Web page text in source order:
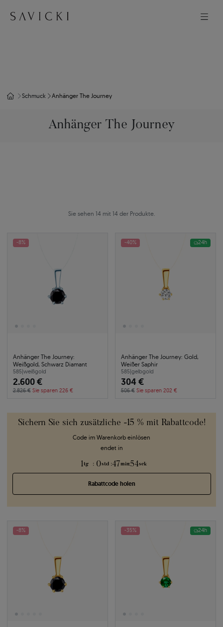
Schmuck Anhänger The Journey
Anhänger The Journey
Sie sehen 14 mit 14 der Produkte.
Sichern Sie sich zusätzliche -15 % mit Rabattcode!
Code im Warenkorb einlösen
endet in
1 tg : 0std :47 min:54sek
Rabattcode holen
-8%
Anhänger The Journey:
Weißgold, Schwarz Diamant
585|weißgold
2.600 €
2.826 € Sie sparen 226 €
-40% 24h
Anhänger The Journey: Gold,
Weißer Saphir
585|gelbgold
304 €
506 € Sie sparen 202 €
-8% -35% 24h